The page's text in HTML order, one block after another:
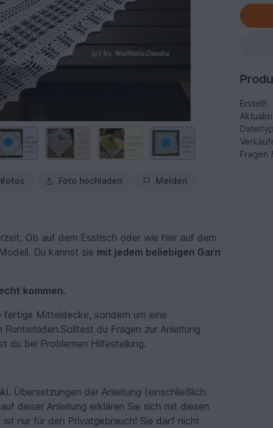
Foto hochladen Melden
Ob auf dem Esstisch oder wie hier auf dem
Du kannst sie mit jedem beliebigen Garn
kommen.
Mitteldecke, sondern um eine
du Fragen zur Anleitung
du bei Problemen Hilfestellung.
Übersetzungen der Anleitung (einschließlich
dieser Anleitung erklären Sie sich mit diesen
nur für den Privatgebrauch! Sie darf nicht
Erstellt
Fragen